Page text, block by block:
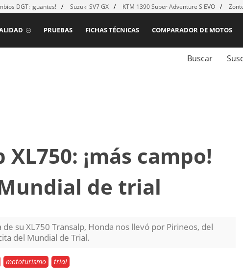
DGT: ¡guantes! Suzuki SV7 GX KTM 1390 Super Adventure S EVO
COMPARADOR DE MOTOS
FICHAS TÉCNICAS
PRUEBAS
Buscar
¡más campo!
de trial
su XL750 Transalp, Honda nos llevó por Pirineos, del
del Mundial de Trial.
mototurismo trial